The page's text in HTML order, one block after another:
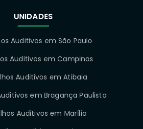
UNIDADES
Auditivos em São Paulo
Auditivos em Campinas
Auditivos em Atibaia
em Bragança Paulista
Auditivos em Marília